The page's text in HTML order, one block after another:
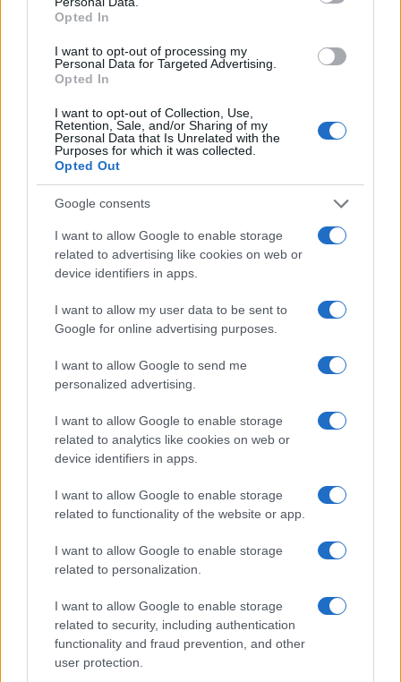
Opted In
I want to opt-out of processing my
Personal Data for Targeted Advertising.
Opted In
I want to opt-out of Collection, Use,
Retention, Sale, and/or Sharing of my
Personal Data that Is Unrelated with the
Purposes for which it was collected.
Opted Out
Google consents
I want to allow Google to enable storage
related to advertising like cookies on web or
device identifiers in apps.
I want to allow my user data to be sent to
Google for online advertising purposes.
I want to allow Google to send me
personalized advertising.
I want to allow Google to enable storage
related to analytics like cookies on web or
device identifiers in apps.
I want to allow Google to enable storage
related to functionality of the website or app.
I want to allow Google to enable storage
related to personalization.
I want to allow Google to enable storage
related to security, including authentication
functionality and fraud prevention, and other
user protection.
TechEU της ΕΤΕπ για χρηματοδότηση καινοτόμων έργων
διαθέσει 14,5 δισ. ευρώ στην Ελλάδα την τελευταία
πενταετία.
«Η καινοτομία και η ανταγωνιστικότητα είναι απαραίτητα